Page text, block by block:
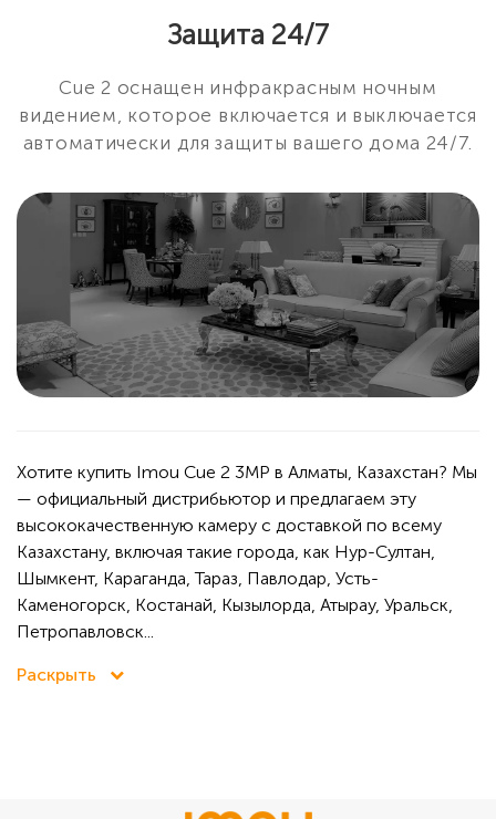
Защита 24/7
Cue 2 оснащен инфракрасным ночным
видением, которое включается и выключается
автоматически для защиты вашего дома 24/7.
Хотите купить Imou Cue 2 3MP в Алматы, Казахстан? Мы
— официальный дистрибьютор и предлагаем эту
высококачественную камеру с доставкой по всему
Казахстану, включая такие города, как Нур-Султан,
Шымкент, Караганда, Тараз, Павлодар, Усть-
Каменогорск, Костанай, Кызылорда, Атырау, Уральск,
Петропавловск...
Раскрыть